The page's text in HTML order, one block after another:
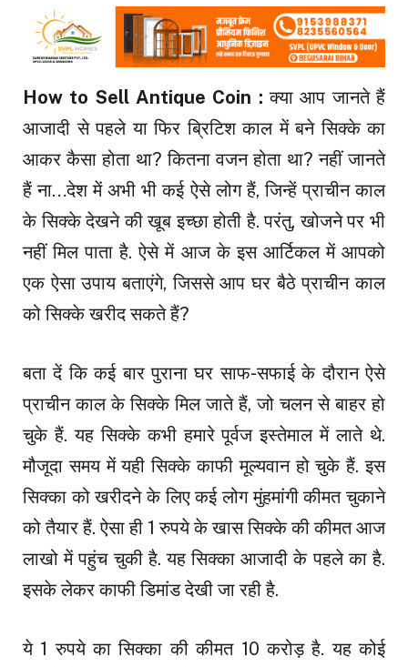
How to Sell Antique Coin : क्या आप जानते हैं
आजादी से पहले या फिर ब्रिटिश काल में बने सिक्के का
आकर कैसा होता था? कितना वजन होता था? नहीं जानते
हैं ना…देश में अभी भी कई ऐसे लोग हैं, जिन्हें प्राचीन काल
के सिक्के देखने की खूब इच्छा होती है. परंतु, खोजने पर भी
नहीं मिल पाता है. ऐसे में आज के इस आर्टिकल में आपको
एक ऐसा उपाय बताएंगे, जिससे आप घर बैठे प्राचीन काल
को सिक्के खरीद सकते हैं?
बता दें कि कई बार पुराना घर साफ-सफाई के दौरान ऐसे
प्राचीन काल के सिक्के मिल जाते हैं, जो चलन से बाहर हो
चुके हैं. यह सिक्के कभी हमारे पूर्वज इस्तेमाल में लाते थे.
मौजूदा समय में यही सिक्के काफी मूल्यवान हो चुके हैं. इस
सिक्का को खरीदने के लिए कई लोग मुंहमांगी कीमत चुकाने
को तैयार हैं. ऐसा ही 1 रुपये के खास सिक्के की कीमत आज
लाखो में पहुंच चुकी है. यह सिक्का आजादी के पहले का है.
इसके लेकर काफी डिमांड देखी जा रही है.
ये 1 रुपये का सिक्का की कीमत 10 करोड़ है. यह कोई